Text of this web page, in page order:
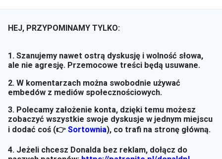
HEJ, PRZYPOMINAMY TYLKO:
1. Szanujemy nawet ostrą dyskusję i wolność słowa,
ale nie agresję. Przemocowe treści będą usuwane.
2. W komentarzach można swobodnie używać
embedów z mediów społecznościowych.
3. Polecamy założenie konta, dzięki temu możesz
zobaczyć wszystkie swoje dyskusje w jednym miejscu
i dodać coś (👉 Sortownia), co trafi na stronę główną.
4. Jeżeli chcesz Donalda bez reklam, dołącz do